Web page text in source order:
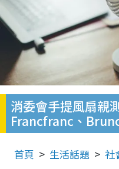
消委會手提風扇親
Francfranc、
首頁 生活話題 社